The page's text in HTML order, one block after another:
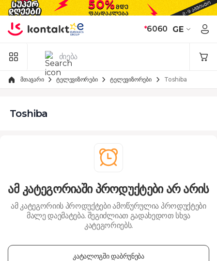
Skip to Content
*6060 GE
მთავარი ტელევიზორები ტელევიზორები Toshiba
Toshiba
ამ კატეგორიაში პროდუქტები არ არის
ამ კატეგორიის პროდუქტები ამოწურულია პროდუქტები
მალე დაემატება. შეგიძლიათ გადახედოთ სხვა
კატეგორიებს.
კატალოგში დაბრუნება